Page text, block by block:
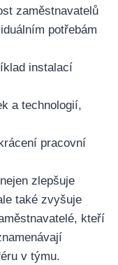
zaměstnavatelů
potřebám
instalací
a technologií,
pracovní
zlepšuje
také zvyšuje
kteří
v týmu.